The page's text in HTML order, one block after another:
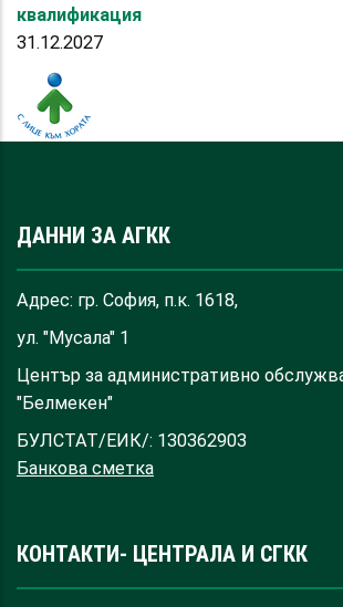
квалификация
31.12.2027
ДАННИ ЗА АГКК
Адрес: гр. София, п.к. 1618,
ул. "Мусала" 1
Център за административно
"Белмекен"
БУЛСТАТ/ЕИК/: 130362903
Банкова сметка
КОНТАКТИ- ЦЕНТРАЛА И СГКК